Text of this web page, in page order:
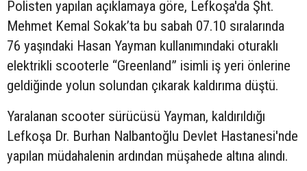
Polisten yapılan açıklamaya göre, Lefkoşa'da Şht.
Mehmet Kemal Sokak’ta bu sabah 07.10 sıralarında
76 yaşındaki Hasan Yayman kullanımındaki oturaklı
elektrikli scooterle “Greenland” isimli iş yeri önlerine
geldiğinde yolun solundan çıkarak kaldırıma düştü.
Yaralanan scooter sürücüsü Yayman, kaldırıldığı
Lefkoşa Dr. Burhan Nalbantoğlu Devlet Hastanesi'nde
yapılan müdahalenin ardından müşahede altına alındı.